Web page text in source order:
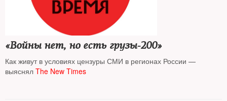
«Войны нет, но есть грузы-200»
Как живут в условиях цензуры СМИ в регионах России —
выяснял The New Times